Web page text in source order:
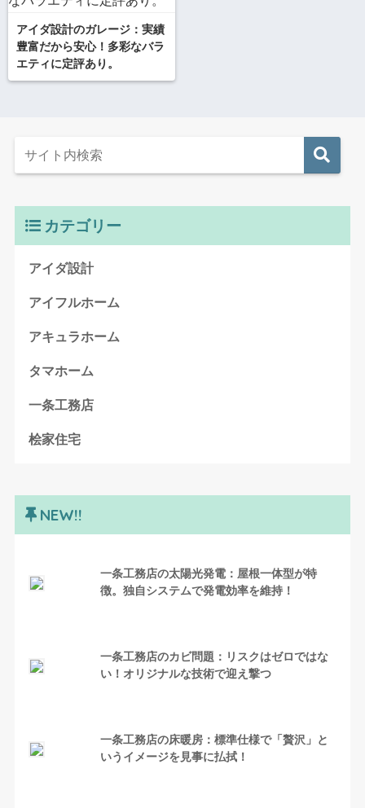
アイダ設計のガレージ：実績
豊富だから安心！多彩なバラ
エティに定評あり。
カテゴリー
アイダ設計
アイフルホーム
アキュラホーム
タマホーム
一条工務店
桧家住宅
NEW!!
一条工務店の太陽光発電：屋根一体型が特
徴。独自システムで発電効率を維持！
一条工務店のカビ問題：リスクはゼロではな
い！オリジナルな技術で迎え撃つ
一条工務店の床暖房：標準仕様で「贅沢」と
いうイメージを見事に払拭！